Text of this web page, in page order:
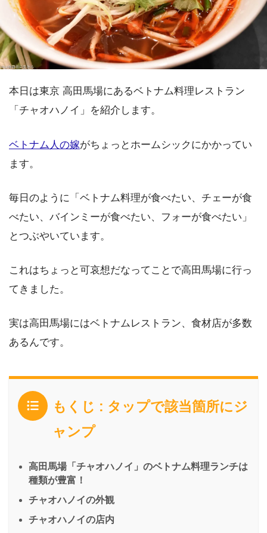
本日は東京 高田馬場にあるベトナム料理レストラン
「チャオハノイ」を紹介します。
ベトナム人の嫁がちょっとホームシックにかかってい
ます。
毎日のように「ベトナム料理が食べたい、チェーが食
べたい、バインミーが食べたい、フォーが食べたい」
とつぶやいています。
これはちょっと可哀想だなってことで高田馬場に行っ
てきました。
実は高田馬場にはベトナムレストラン、食材店が多数
あるんです。
もくじ : タップで該当箇所にジ
ャンプ
高田馬場「チャオハノイ」のベトナム料理ランチは
種類が豊富！
チャオハノイの外観
チャオハノイの店内